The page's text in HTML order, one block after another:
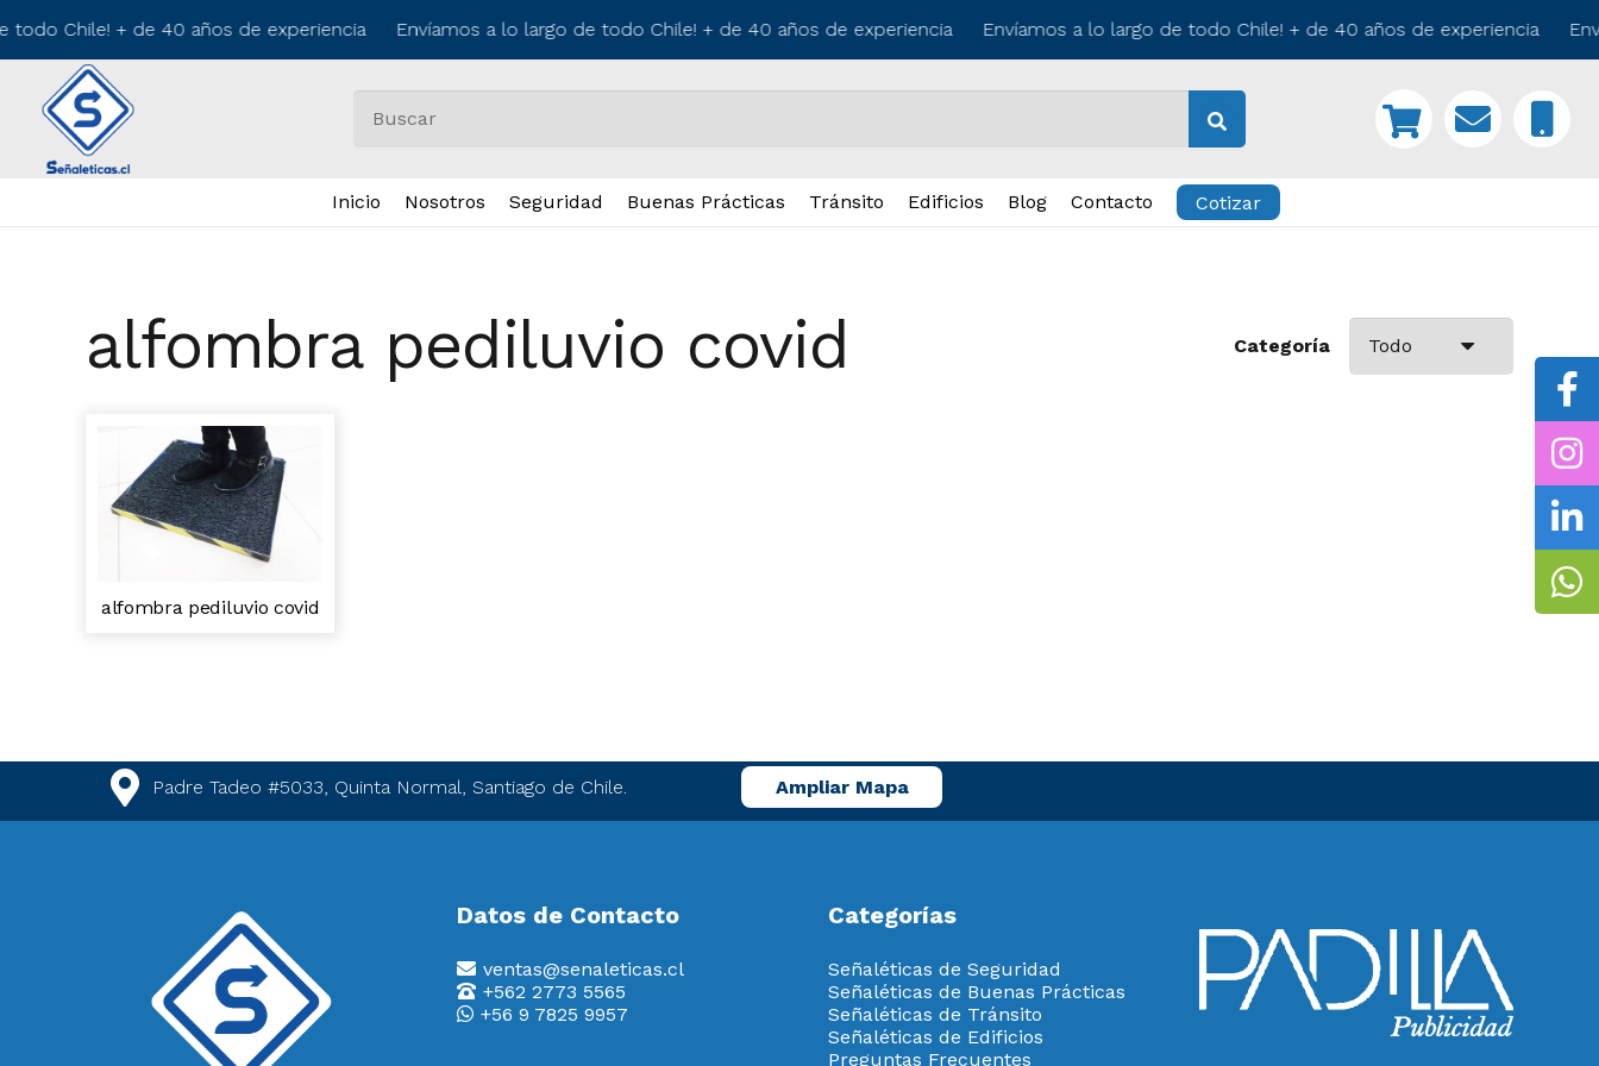
todo Chile! + de 40 años de experiencia Envíamos a lo largo de todo Chile! + de 40 años de experiencia Envíamos a lo largo de todo Chile! + de 40 años de experiencia
Inicio Nosotros Seguridad Buenas Prácticas Tránsito Edificios Blog Contacto Cotizar
alfombra pediluvio covid Categoría
alfombra pediluvio covid
Padre Tadeo #5033, Quinta Normal, Santiago de Chile. Ampliar Mapa
Datos de Contacto
ventas@senaleticas.cl
+562 2773 5565
+56 9 7825 9957
Categorías
Señaléticas de Seguridad
Señaléticas de Buenas Prácticas
Señaléticas de Tránsito
Señaléticas de Edificios
Preguntas Frecuentes